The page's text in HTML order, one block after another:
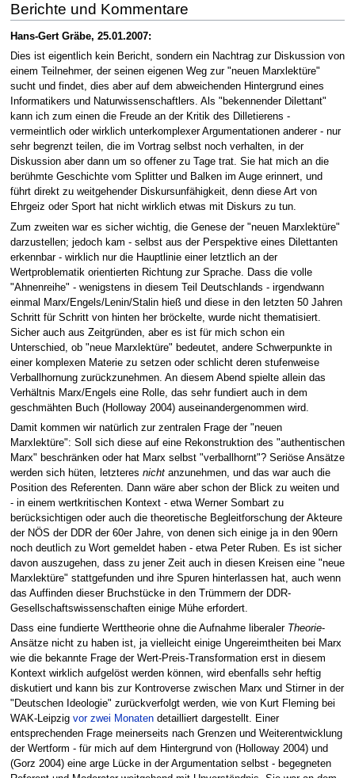
Berichte und Kommentare
Hans-Gert Gräbe, 25.01.2007:
Dies ist eigentlich kein Bericht, sondern ein Nachtrag zur Diskussion von
einem Teilnehmer, der seinen eigenen Weg zur "neuen Marxlektüre"
sucht und findet, dies aber auf dem abweichenden Hintergrund eines
Informatikers und Naturwissenschaftlers. Als "bekennender Dilettant"
kann ich zum einen die Freude an der Kritik des Dilletierens -
vermeintlich oder wirklich unterkomplexer Argumentationen anderer - nur
sehr begrenzt teilen, die im Vortrag selbst noch verhalten, in der
Diskussion aber dann um so offener zu Tage trat. Sie hat mich an die
berühmte Geschichte vom Splitter und Balken im Auge erinnert, und
führt direkt zu weitgehender Diskursunfähigkeit, denn diese Art von
Ehrgeiz oder Sport hat nicht wirklich etwas mit Diskurs zu tun.
Zum zweiten war es sicher wichtig, die Genese der "neuen Marxlektüre"
darzustellen; jedoch kam - selbst aus der Perspektive eines Dilettanten
erkennbar - wirklich nur die Hauptlinie einer letztlich an der
Wertproblematik orientierten Richtung zur Sprache. Dass die volle
"Ahnenreihe" - wenigstens in diesem Teil Deutschlands - irgendwann
einmal Marx/Engels/Lenin/Stalin hieß und diese in den letzten 50 Jahren
Schritt für Schritt von hinten her bröckelte, wurde nicht thematisiert.
Sicher auch aus Zeitgründen, aber es ist für mich schon ein
Unterschied, ob "neue Marxlektüre" bedeutet, andere Schwerpunkte in
einer komplexen Materie zu setzen oder schlicht deren stufenweise
Verballhornung zurückzunehmen. An diesem Abend spielte allein das
Verhältnis Marx/Engels eine Rolle, das sehr fundiert auch in dem
geschmähten Buch (Holloway 2004) auseinandergenommen wird.
Damit kommen wir natürlich zur zentralen Frage der "neuen
Marxlektüre": Soll sich diese auf eine Rekonstruktion des "authentischen
Marx" beschränken oder hat Marx selbst "verballhornt"? Seriöse Ansätze
werden sich hüten, letzteres nichtanzunehmen, und das war auch die
Position des Referenten. Dann wäre aber schon der Blick zu weiten und
- in einem wertkritischen Kontext - etwa Werner Sombart zu
berücksichtigen oder auch die theoretische Begleitforschung der Akteure
der NÖS der DDR der 60er Jahre, von denen sich einige ja in den 90ern
noch deutlich zu Wort gemeldet haben - etwa Peter Ruben. Es ist sicher
davon auszugehen, dass zu jener Zeit auch in diesen Kreisen eine "neue
Marxlektüre" stattgefunden und ihre Spuren hinterlassen hat, auch wenn
das Auffinden dieser Bruchstücke in den Trümmern der DDR-
Gesellschaftswissenschaften einige Mühe erfordert.
Dass eine fundierte Werttheorie ohne die Aufnahme liberaler Theorie-
Ansätze nicht zu haben ist, ja vielleicht einige Ungereimtheiten bei Marx
wie die bekannte Frage der Wert-Preis-Transformation erst in diesem
Kontext wirklich aufgelöst werden können, wird ebenfalls sehr heftig
diskutiert und kann bis zur Kontroverse zwischen Marx und Stirner in der
"Deutschen Ideologie" zurückverfolgt werden, wie von Kurt Fleming bei
WAK-Leipzig vor zwei Monatendetailliert dargestellt. Einer
entsprechenden Frage meinerseits nach Grenzen und Weiterentwicklung
der Wertform - für mich auf dem Hintergrund von (Holloway 2004) und
(Gorz 2004) eine arge Lücke in der Argumentation selbst - begegneten